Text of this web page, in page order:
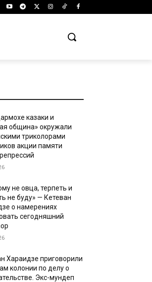
казаки и
община» окружали
триколорами
акции памяти
не овца, терпеть и
не буду» — Кетеван
о намерениях
сегодняшний
Хараидзе приговорили
колонии по делу о
Экс-мундеп